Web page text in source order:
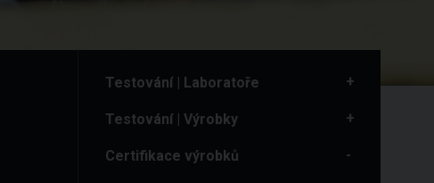
Testování | Laboratoře
Testování | Výrobky
Certifikace výrobků